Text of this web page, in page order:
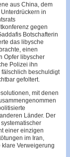
aus China, dem
in
gegen
Botschafterin
das libysche
einen
Opfer libyscher
Polizei ihn
beschuldigt
gefoltert.
mit denen
Länder. Der
einer einzigen
im Iran,
Verweigerung